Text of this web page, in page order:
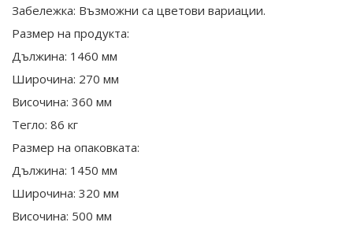
Забележка: Възможни са цветови вариации.
Размер на продукта:
Дължина: 1460 мм
Широчина: 270 мм
Височина: 360 мм
Тегло: 86 кг
Размер на опаковката:
Дължина: 1450 мм
Широчина: 320 мм
Височина: 500 мм